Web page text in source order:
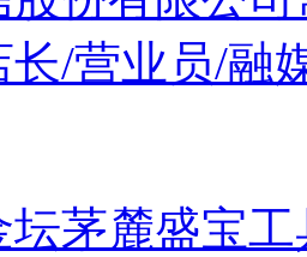
长/营业员/融
坛茅麓盛宝工